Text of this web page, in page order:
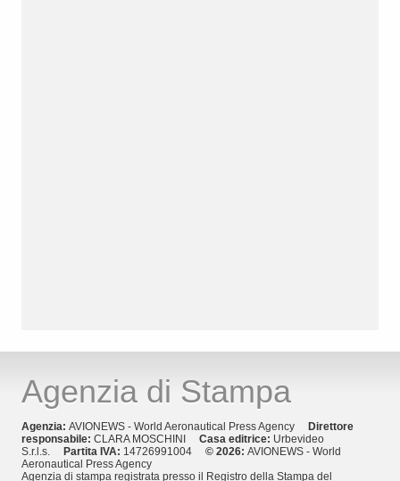
Agenzia di Stampa
Agenzia: AVIONEWS - World Aeronautical Press Agency Direttore
responsabile: CLARA MOSCHINI Casa editrice: Urbevideo
S.r.l.s. Partita IVA: 14726991004 © 2026: AVIONEWS - World
Aeronautical Press Agency
Agenzia di stampa registrata presso il Registro della Stampa del